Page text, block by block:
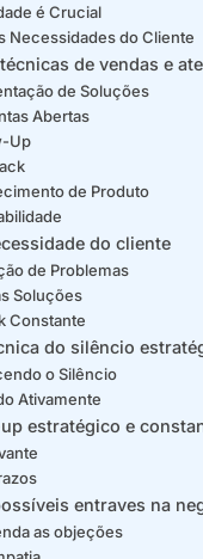
é Crucial
Necessidades do Cliente
de vendas e
de Soluções
Abertas
Up
de Produto
do cliente
de Problemas
Soluções
Constante
do silêncio
o Silêncio
Ativamente
estratégico e
entraves na
as objeções